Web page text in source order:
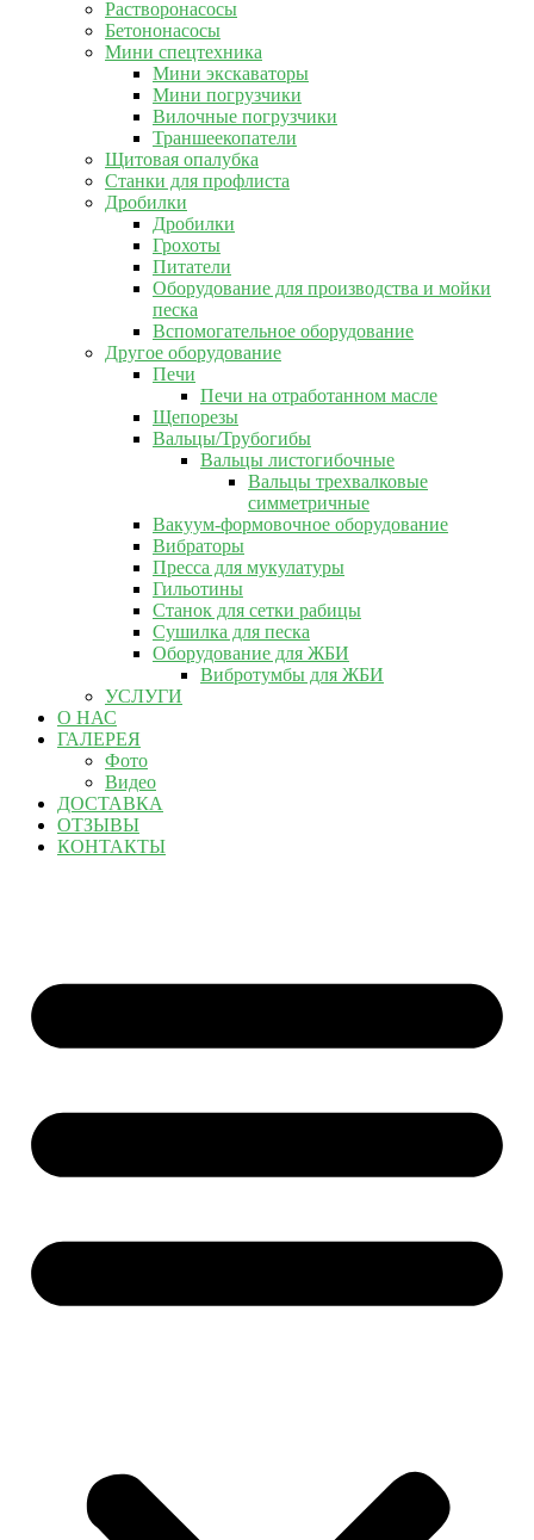
Растворонасосы
Бетононасосы
Мини спецтехника
Мини экскаваторы
Мини погрузчики
Вилочные погрузчики
Траншеекопатели
Щитовая опалубка
Станки для профлиста
Дробилки
Дробилки
Грохоты
Питатели
Оборудование для производства и мойки
песка
Вспомогательное оборудование
Другое оборудование
Печи
Печи на отработанном масле
Щепорезы
Вальцы/Трубогибы
Вальцы листогибочные
Вальцы трехвалковые
симметричные
Вакуум-формовочное оборудование
Вибраторы
Пресса для мукулатуры
Гильотины
Станок для сетки рабицы
Сушилка для песка
Оборудование для ЖБИ
Вибротумбы для ЖБИ
УСЛУГИ
О НАС
ГАЛЕРЕЯ
Фото
Видео
ДОСТАВКА
ОТЗЫВЫ
КОНТАКТЫ